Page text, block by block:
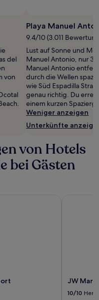
Foto
von
Xandrah
Fuentes
del
von
Playa Manuel
9.4/10 (3.011
Lust auf Sonne und
Manuel Antonio, nur
Manuel Antonio
durch die Wellen
wie Süd Espadilla
genau richtig. Du
einem kurzen
Weniger anzeigen
Unterkünfte
von Hotels
bei Gästen
JW
10/10